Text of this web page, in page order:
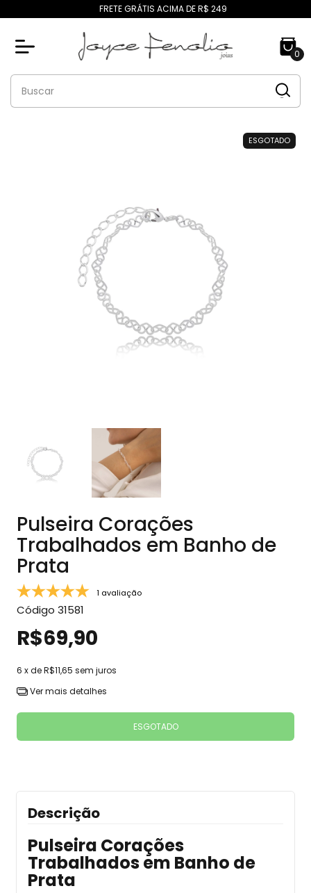
FRETE GRÁTIS ACIMA DE R$ 249
0
ESGOTADO
Pulseira Corações
Trabalhados em Banho de
Prata
1 avaliação
Código 31581
R$69,90
6 x deR$11,65 sem juros
Ver mais detalhes
Descrição
Pulseira Corações
Trabalhados em Banho de
Prata